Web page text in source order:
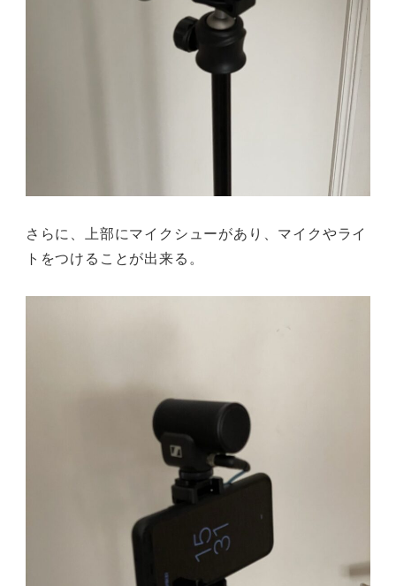
さらに、上部にマイクシューがあり、マイクやライ
トをつけることが出来る。